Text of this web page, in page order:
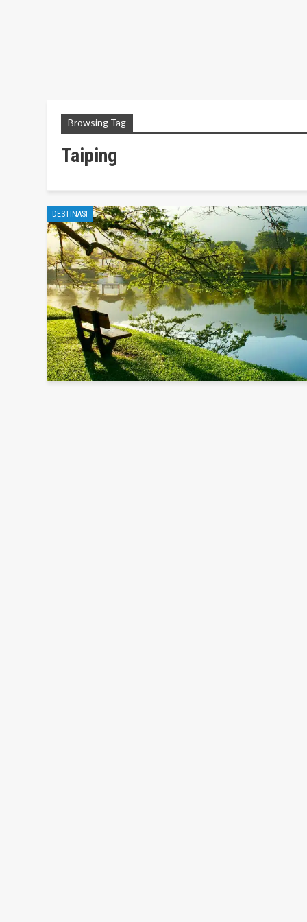
Browsing Tag
Taiping
DESTINASI